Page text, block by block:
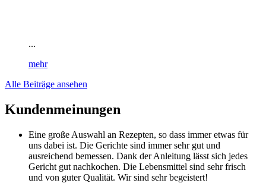
...
mehr
Alle Beiträge ansehen
Kundenmeinungen
Eine große Auswahl an Rezepten, so dass immer etwas für
uns dabei ist. Die Gerichte sind immer sehr gut und
ausreichend bemessen. Dank der Anleitung lässt sich jedes
Gericht gut nachkochen. Die Lebensmittel sind sehr frisch
und von guter Qualität. Wir sind sehr begeistert!